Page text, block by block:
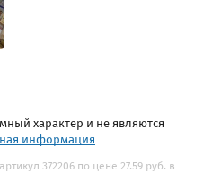
характер и не являются
информация
372206 по цене 27.59 руб. в